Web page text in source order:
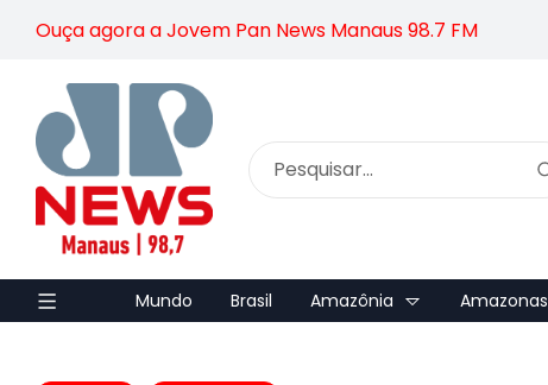
Ouça agora a Jovem Pan News Manaus 98.7 FM
Mundo Brasil Amazônia Amazonas